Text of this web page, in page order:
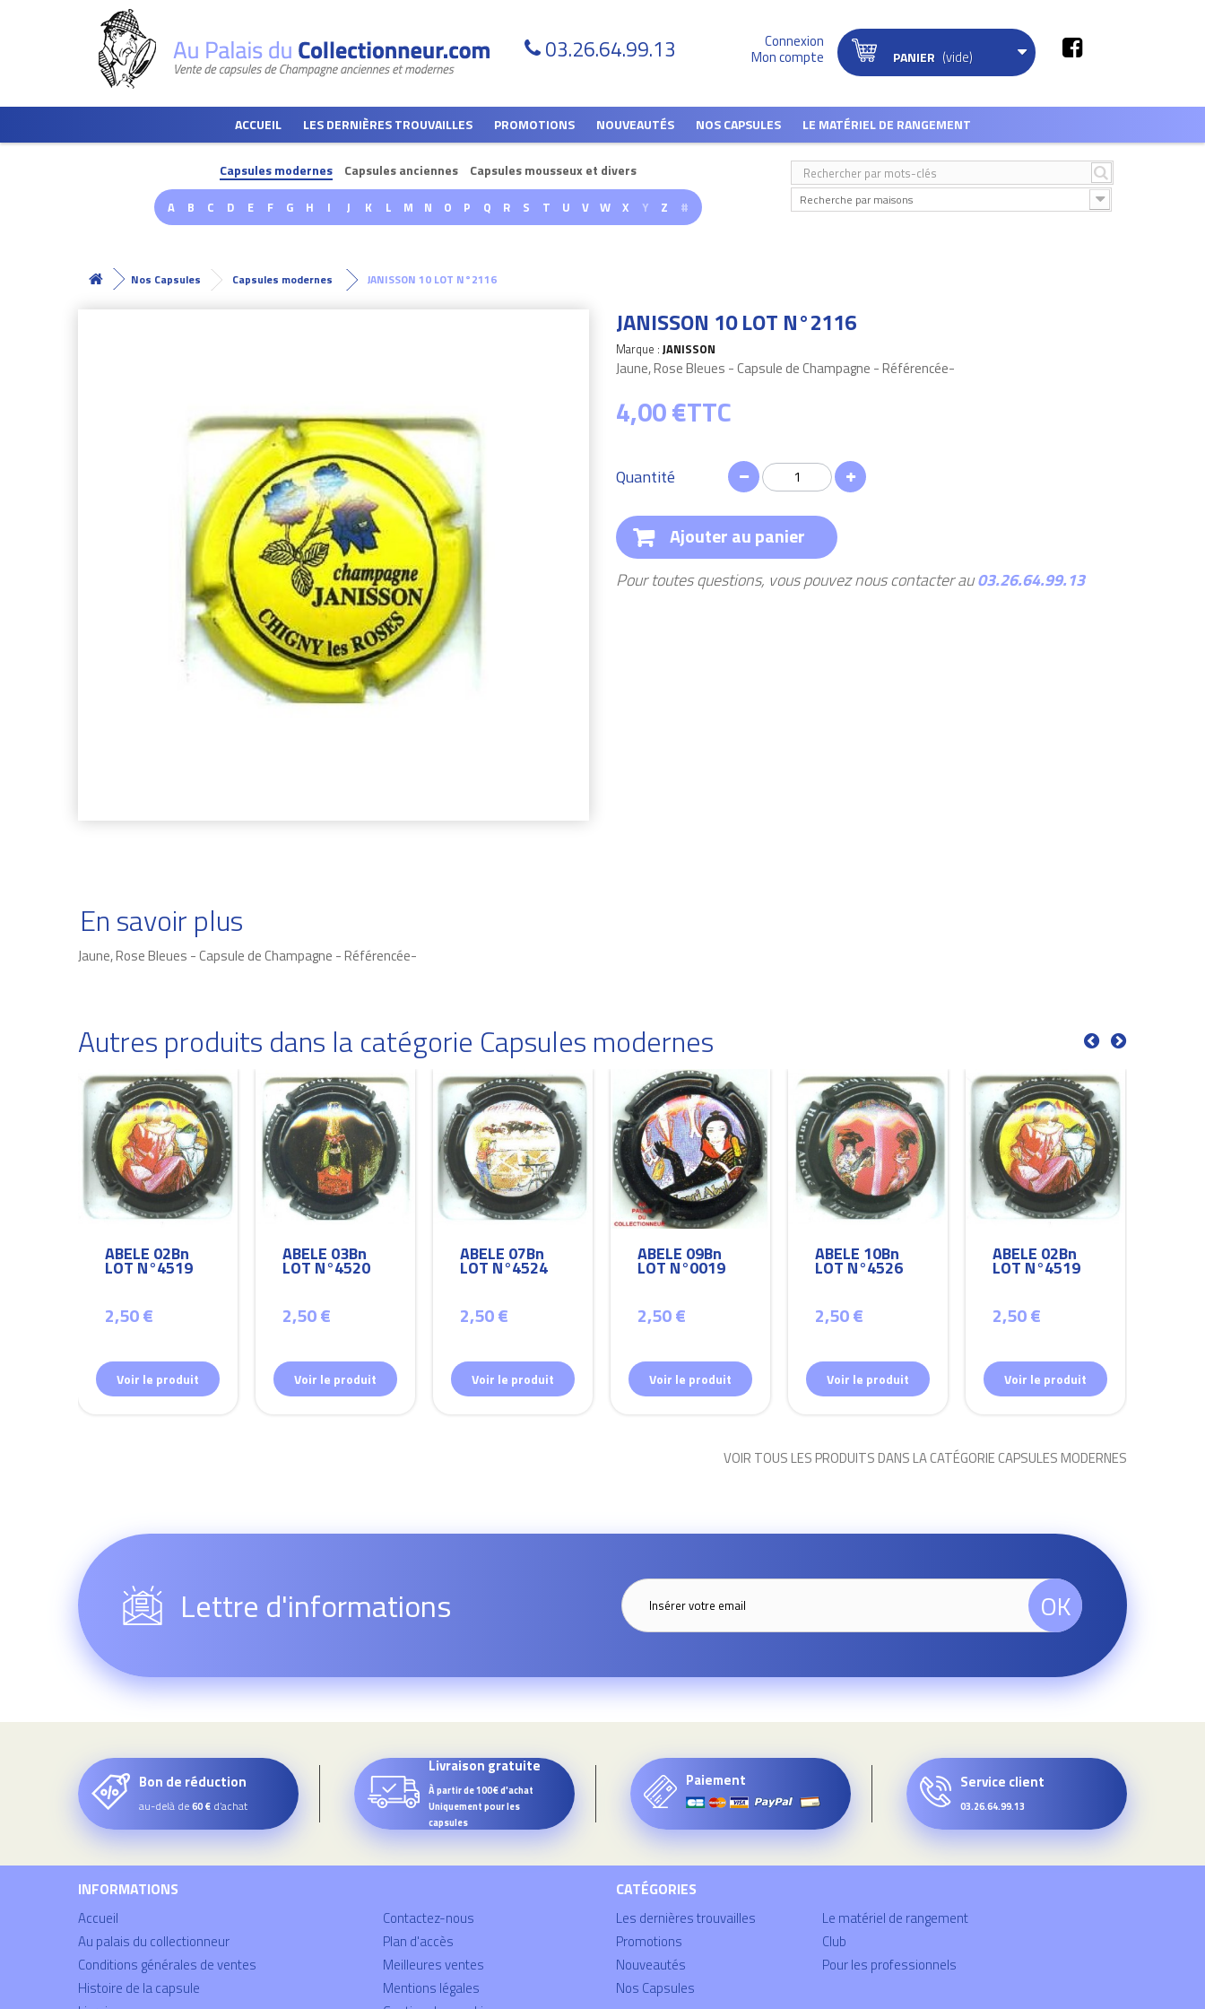
03.26.64.99.13 Connexion
Mon compte PANIER (vide)
ACCUEIL LES DERNIÈRES TROUVAILLES PROMOTIONS NOUVEAUTÉS NOS CAPSULES LE MATÉRIEL DE RANGEMENT
Capsules modernes Capsules anciennes Capsules mousseux et divers
A B C D E F G H I J K L M N O P Q R S T U V W X Y Z # Recherche par maisons
Nos Capsules Capsules modernes JANISSON 10 LOT N°2116
JANISSON 10 LOT N°2116
Marque : JANISSON
Jaune, Rose Bleues - Capsule de Champagne - Référencée-
4,00 €TTC
Quantité
Ajouter au panier
Pour toutes questions, vous pouvez nous contacter au03.26.64.99.13
En savoir plus
Jaune, Rose Bleues - Capsule de Champagne - Référencée-
Autres produits dans la catégorie Capsules modernes
ABELE 02Bn
LOT N°4519
2,50 €
Voir le produit
ABELE 03Bn
LOT N°4520
2,50 €
Voir le produit
ABELE 07Bn
LOT N°4524
2,50 €
Voir le produit
ABELE 09Bn
LOT N°0019
2,50 €
Voir le produit
ABELE 10Bn
LOT N°4526
2,50 €
Voir le produit
ABELE 02Bn
LOT N°4519
2,50 €
Voir le produit
VOIR TOUS LES PRODUITS DANS LA CATÉGORIE CAPSULES MODERNES
Lettre d'informations OK
Bon de réduction
au-delà de60 € d’achat
Livraison gratuite
À partir de 100€ d'achat
Uniquement pour les
capsules
Paiement Service client
03.26.64.99.13
INFORMATIONS
Accueil
Au palais du collectionneur
Conditions générales de ventes
Histoire de la capsule
Contactez-nous
Plan d'accès
Meilleures ventes
Mentions légales
CATÉGORIES
Les dernières trouvailles
Promotions
Nouveautés
Nos Capsules
Le matériel de rangement
Club
Pour les professionnels